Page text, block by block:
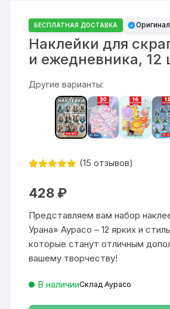
БЕСПЛАТНАЯ ДОСТАВКА
Наклейки для
и ежедневника, 12
Другие варианты:
основе
пользовател
ей
(15 отзывов)
428 ₽
Представляем вам набор
Урана» Аурасо – 12 ярких и
которые станут отличным
вашему творчеству!
В наличииСклад Аурасо